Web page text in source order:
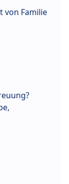
von Familie